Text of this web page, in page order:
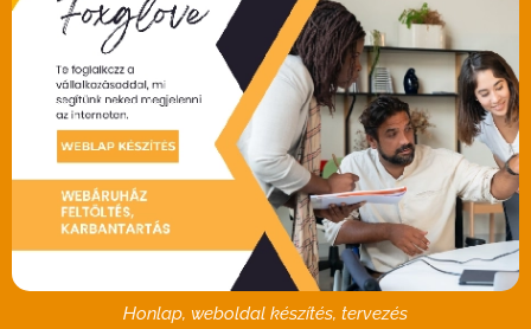
Honlap, weboldal készítés, tervezés